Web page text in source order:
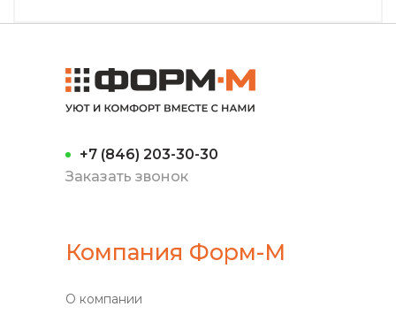
+7 (846) 203-30-30
Заказать звонок
Компания Форм-М
О компании